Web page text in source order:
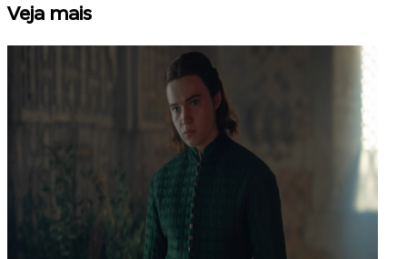
Veja mais